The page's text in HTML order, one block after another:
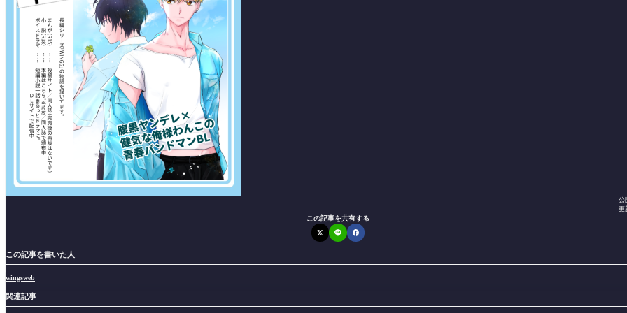
公
更
この記事を共有する
この記事を書いた人
wingsweb
関連記事